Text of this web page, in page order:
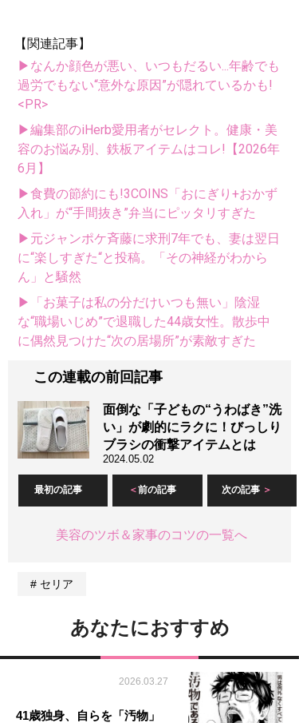
【関連記事】
▶なんか顔色が悪い、いつもだるい...年齢でも
過労でもない“意外な原因”が隠れているかも!
<PR>
▶編集部のiHerb愛用者がセレクト。健康・美
容のお悩み別、鉄板アイテムはコレ!【2026年
6月】
▶食費の節約にも!3COINS「おにぎり+おかず
入れ」が“手間抜き”弁当にピッタリすぎた
▶元ジャンポケ斉藤に求刑7年でも、妻は翌日
に“楽しすぎた“と投稿。「その神経がわから
ん」と騒然
▶「お菓子は私の分だけいつも無い」陰湿
な“職場いじめ”で退職した44歳女性。散歩中
に偶然見つけた“次の居場所”が素敵すぎた
この連載の前回記事
面倒な「子どもの“うわばき”洗
い」が劇的にラクに！びっしり
ブラシの衝撃アイテムとは
2024.05.02
最初の記事 前の記事 次の記事
美容のツボ＆家事のコツの一覧へ
セリア
あなたにおすすめ
2026.03.27
41歳独身、自らを「汚物」